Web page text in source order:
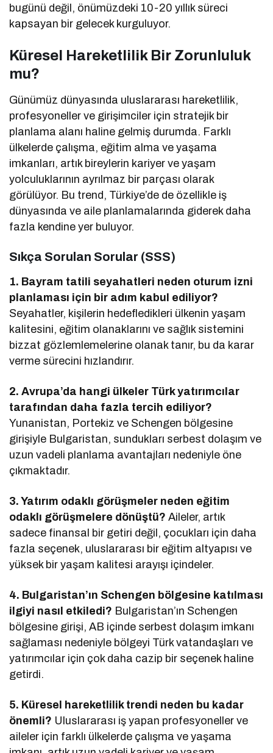
bugünü değil, önümüzdeki 10-20 yıllık süreci
kapsayan bir gelecek kurguluyor.
Küresel Hareketlilik Bir Zorunluluk
mu?
Günümüz dünyasında uluslararası hareketlilik,
profesyoneller ve girişimciler için stratejik bir
planlama alanı haline gelmiş durumda. Farklı
ülkelerde çalışma, eğitim alma ve yaşama
imkanları, artık bireylerin kariyer ve yaşam
yolculuklarının ayrılmaz bir parçası olarak
görülüyor. Bu trend, Türkiye’de de özellikle iş
dünyasında ve aile planlamalarında giderek daha
fazla kendine yer buluyor.
Sıkça Sorulan Sorular (SSS)
1. Bayram tatili seyahatleri neden oturum izni
planlaması için bir adım kabul ediliyor?
Seyahatler, kişilerin hedefledikleri ülkenin yaşam
kalitesini, eğitim olanaklarını ve sağlık sistemini
bizzat gözlemlemelerine olanak tanır, bu da karar
verme sürecini hızlandırır.
2. Avrupa’da hangi ülkeler Türk yatırımcılar
tarafından daha fazla tercih ediliyor?
Yunanistan, Portekiz ve Schengen bölgesine
girişiyle Bulgaristan, sundukları serbest dolaşım ve
uzun vadeli planlama avantajları nedeniyle öne
çıkmaktadır.
3. Yatırım odaklı görüşmeler neden eğitim
odaklı görüşmelere dönüştü? Aileler, artık
sadece finansal bir getiri değil, çocukları için daha
fazla seçenek, uluslararası bir eğitim altyapısı ve
yüksek bir yaşam kalitesi arayışı içindeler.
4. Bulgaristan’ın Schengen bölgesine katılması
ilgiyi nasıl etkiledi? Bulgaristan’ın Schengen
bölgesine girişi, AB içinde serbest dolaşım imkanı
sağlaması nedeniyle bölgeyi Türk vatandaşları ve
yatırımcılar için çok daha cazip bir seçenek haline
getirdi.
5. Küresel hareketlilik trendi neden bu kadar
önemli? Uluslararası iş yapan profesyoneller ve
aileler için farklı ülkelerde çalışma ve yaşama